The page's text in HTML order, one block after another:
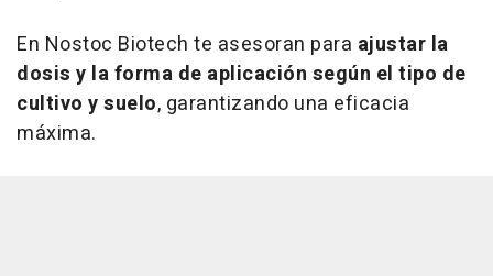
En Nostoc Biotech te asesoran para ajustar la
dosis y la forma de aplicación según el tipo de
cultivo y suelo, garantizando una eficacia
máxima.